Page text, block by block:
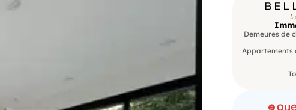
Demeures de
Appartements